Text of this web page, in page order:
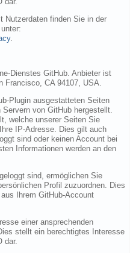
Nutzerdaten finden Sie in der
.
Dienstes GitHub. Anbieter ist
CA 94107, USA.
Plugin ausgestatteten Seiten
von GitHub hergestellt.
welche unserer Seiten Sie
IP-Adresse. Dies gilt auch
sind oder keinen Account bei
Informationen werden an den
sind, ermöglichen Sie
Profil zuzuordnen. Dies
Ihrem GitHub-Account
einer ansprechenden
stellt ein berechtigtes Interesse
dar.